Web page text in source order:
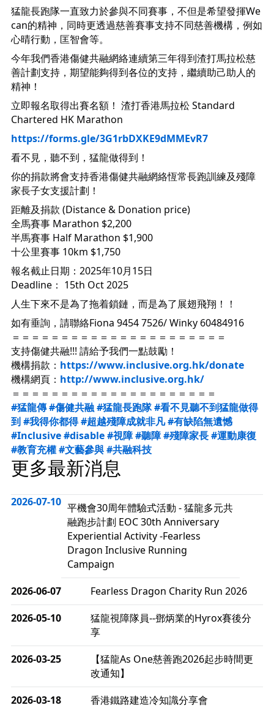
猛龍長跑隊一直致力於參與不同賽事，不但是希望發揮We
can的精神，同時更透過慈善賽事支持不同慈善機構，例如
心晴行動，匡智會等。
今年我們香港傷健共融網絡連續第三年得到渣打馬拉松慈
善計劃支持，期望能夠得到各位的支持，繼續助己助人的
精神！
立即報名取得出賽名額！ 渣打香港馬拉松 Standard
Chartered HK Marathon
https://forms.gle/3G1rbDXKE9dMMEvR7
看不見，聽不到，猛龍做得到！
你的捐款將會支持香港傷健共融網絡恆常長跑訓練及殘障
家長子女支援計劃！
距離及捐款 (Distance & Donation price)
全馬賽事 Marathon $2,200
半馬賽事 Half Marathon $1,900
十公里賽事 10km $1,750
報名截止日期：2025年10月15日
Deadline： 15th Oct 2025
人生下來不是為了拖着鎖鏈，而是為了展翅飛翔！！
如有垂詢，請聯絡Fiona 9454 7526/ Winky 60484916
＝＝＝＝＝＝＝＝＝＝＝＝＝＝＝＝＝＝＝＝＝＝
支持傷健共融!!! 請給予我們一點鼓勵！
機構捐款： https://www.inclusive.org.hk/donate
機構網頁： http://www.inclusive.org.hk/
＝＝＝＝＝＝＝＝＝＝＝＝＝＝＝＝＝＝＝＝＝
#猛龍傳#傷健共融#猛龍長跑隊#看不見聽不到猛龍做得
到#我得你都得#超越殘障成就非凡#有缺陷無遺憾
#Inclusive#disable#視障#聽障#殘障家長#運動康復
#教育充權#文藝參與#共融科技
更多最新消息
2026-07-10 平機會30周年體驗式活動 - 猛龍多元共
融跑步計劃 EOC 30th Anniversary
Experiential Activity -Fearless
Dragon Inclusive Running
Campaign
2026-06-07
Fearless Dragon Charity Run 2026
2026-05-10
猛龍視障隊員--鄧炳業的Hyrox賽後分
享
2026-03-25
【猛龍As One慈善跑2026起步時間更
改通知】
2026-03-18
香港鐵路建造冷知識分享會